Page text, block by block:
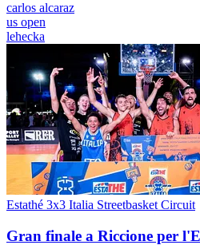
carlos alcaraz
us open
lehecka
Estathé 3x3 Italia Streetbasket Circuit
Gran finale a Riccione per